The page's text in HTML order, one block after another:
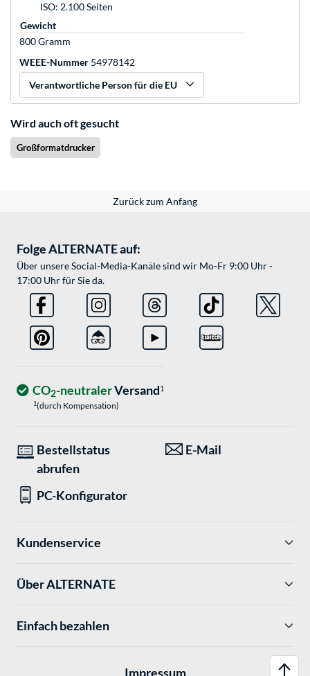
ISO: 2.100 Seiten
Gewicht
800 Gramm
WEEE-Nummer 54978142
Verantwortliche Person für die EU
Wird auch oft gesucht
Großformatdrucker
Zurück zum Anfang
Folge ALTERNATE auf:
Über unsere Social-Media-Kanäle sind wir Mo-Fr 9:00 Uhr -
17:00 Uhr für Sie da.
CO2-neutralerVersand1
1(durch Kompensation)
Bestellstatus
abrufen
E-Mail
PC-Konfigurator
Kundenservice
Über ALTERNATE
Einfach bezahlen
Impressum